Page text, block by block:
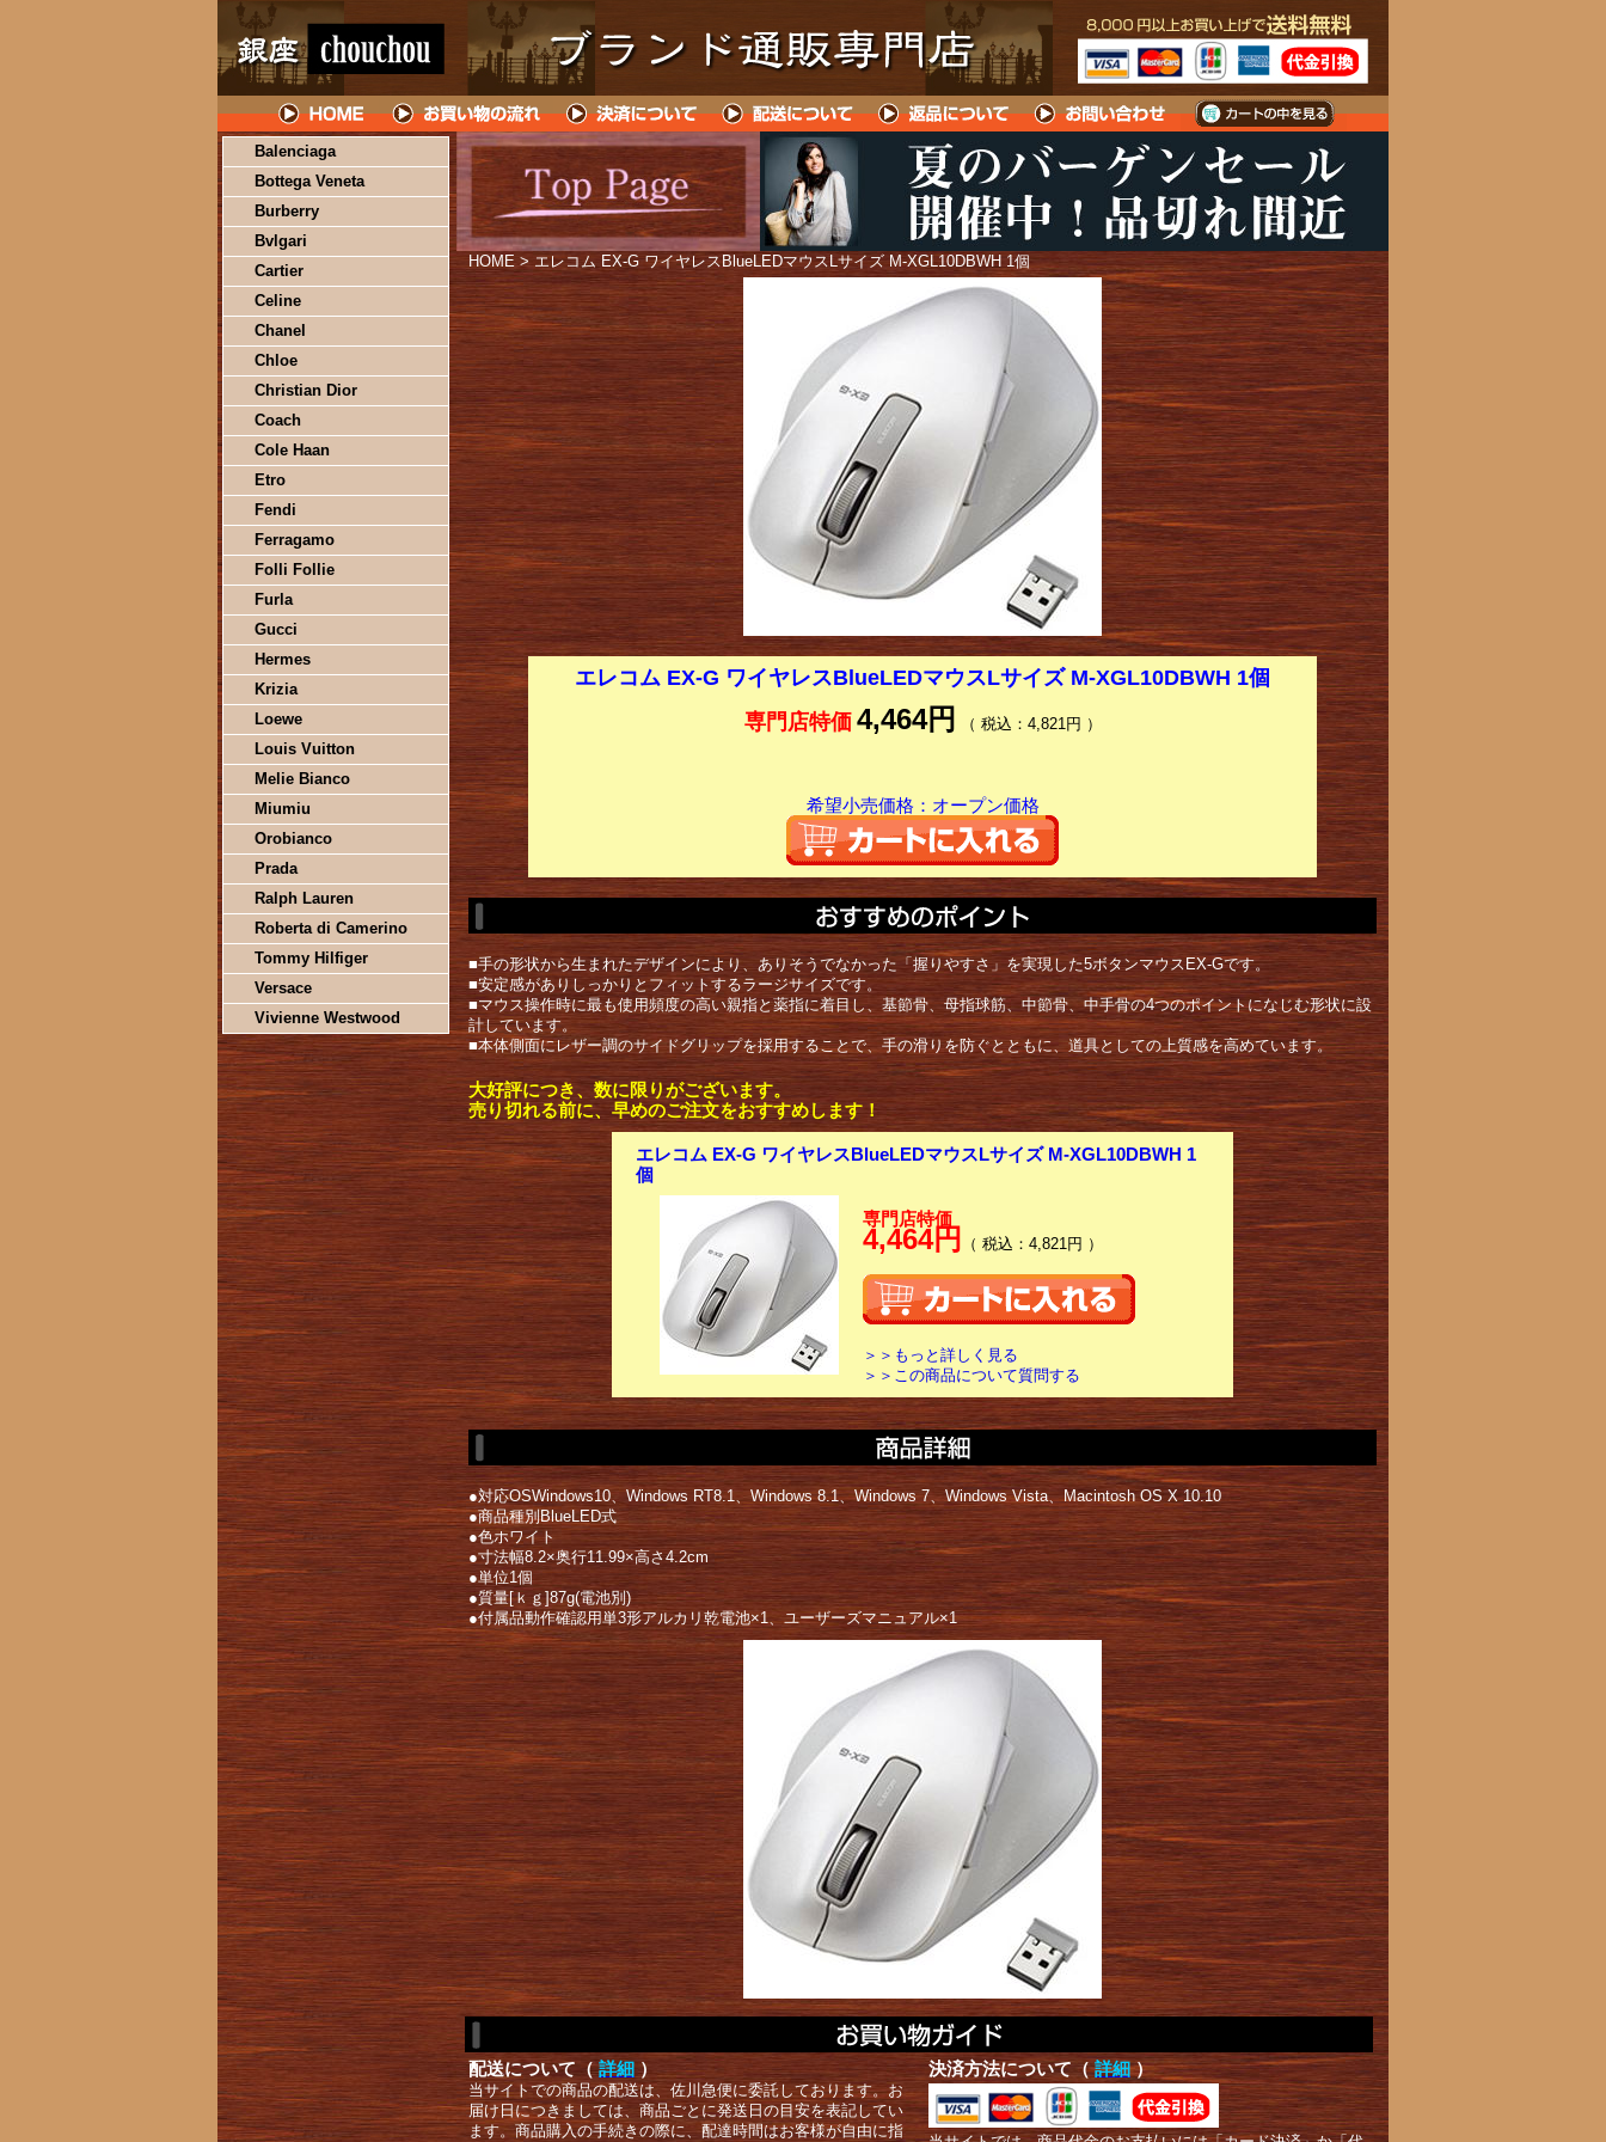
Balenciaga
Bottega Veneta
Burberry
Bvlgari
Cartier
Celine
Chanel
Chloe
Christian Dior
Coach
Cole Haan
Etro
Fendi
Ferragamo
Folli Follie
Furla
Gucci
Hermes
Krizia
Loewe
Louis Vuitton
Melie Bianco
Miumiu
Orobianco
Prada
Ralph Lauren
Roberta di Camerino
Tommy Hilfiger
Versace
Vivienne Westwood
HOME > エレコム EX-G ワイヤレスBlueLEDマウスLサイズ M-XGL10DBWH 1個
エレコム EX-G ワイヤレスBlueLEDマウスLサイズ M-XGL10DBWH 1個
専門店特価 4,464円 （ 税込：4,821円 ）
希望小売価格：オープン価格
■手の形状から生まれたデザインにより、ありそうでなかった「握りやすさ」を実現した5ボタンマウスEX-Gです。
■安定感がありしっかりとフィットするラージサイズです。
■マウス操作時に最も使用頻度の高い親指と薬指に着目し、基節骨、母指球筋、中節骨、中手骨の4つのポイントになじむ形状に設
計しています。
■本体側面にレザー調のサイドグリップを採用することで、手の滑りを防ぐとともに、道具としての上質感を高めています。
大好評につき、数に限りがございます。
売り切れる前に、早めのご注文をおすすめします！
エレコム EX-G ワイヤレスBlueLEDマウスLサイズ M-XGL10DBWH 1
個
専門店特価
4,464円 （ 税込：4,821円 ）
＞＞もっと詳しく見る
＞＞この商品について質問する
●対応OSWindows10、Windows RT8.1、Windows 8.1、Windows 7、Windows Vista、Macintosh OS X 10.10
●商品種別BlueLED式
●色ホワイト
●寸法幅8.2×奥行11.99×高さ4.2cm
●単位1個
●質量[ｋｇ]87g(電池別)
●付属品動作確認用単3形アルカリ乾電池×1、ユーザーズマニュアル×1
配送について（ 詳細 ）
当サイトでの商品の配送は、佐川急便に委託しております。お
届け日につきましては、商品ごとに発送日の目安を表記してい
ます。商品購入の手続きの際に、配達時間はお客様が自由に指
決済方法について（ 詳細 ）